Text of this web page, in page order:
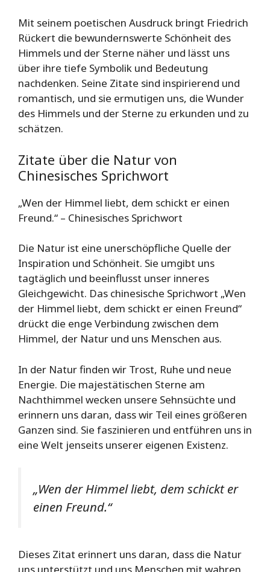
Mit seinem poetischen Ausdruck bringt Friedrich
Rückert die bewundernswerte Schönheit des
Himmels und der Sterne näher und lässt uns
über ihre tiefe Symbolik und Bedeutung
nachdenken. Seine Zitate sind inspirierend und
romantisch, und sie ermutigen uns, die Wunder
des Himmels und der Sterne zu erkunden und zu
schätzen.
Zitate über die Natur von
Chinesisches Sprichwort
„Wen der Himmel liebt, dem schickt er einen
Freund.“ – Chinesisches Sprichwort
Die Natur ist eine unerschöpfliche Quelle der
Inspiration und Schönheit. Sie umgibt uns
tagtäglich und beeinflusst unser inneres
Gleichgewicht. Das chinesische Sprichwort „Wen
der Himmel liebt, dem schickt er einen Freund“
drückt die enge Verbindung zwischen dem
Himmel, der Natur und uns Menschen aus.
In der Natur finden wir Trost, Ruhe und neue
Energie. Die majestätischen Sterne am
Nachthimmel wecken unsere Sehnsüchte und
erinnern uns daran, dass wir Teil eines größeren
Ganzen sind. Sie faszinieren und entführen uns in
eine Welt jenseits unserer eigenen Existenz.
„Wen der Himmel liebt, dem schickt er
einen Freund.“
Dieses Zitat erinnert uns daran, dass die Natur